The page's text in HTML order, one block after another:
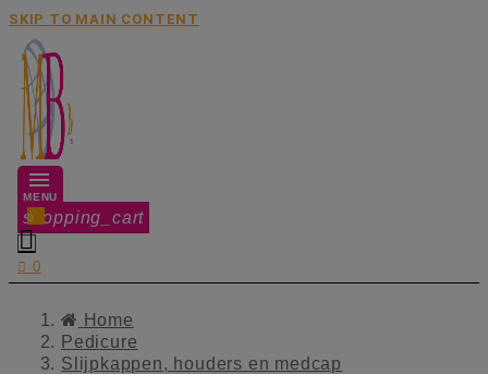
SKIP TO MAIN CONTENT
MENU
shopping_cart
0

 0
Home
Pedicure
Slijpkappen, houders en medcap